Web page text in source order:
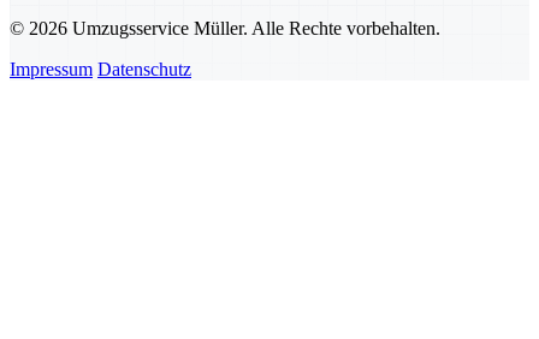
© 2026 Umzugsservice Müller. Alle Rechte vorbehalten.
Impressum Datenschutz